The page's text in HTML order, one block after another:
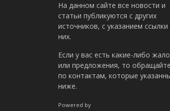
На данном сайте все новости и
статьи публикуются с других
источников, с указанием ссылки
них.
Если у вас есть какие-либо
или предложения, то
по контактам, которые
ниже.
Powered by